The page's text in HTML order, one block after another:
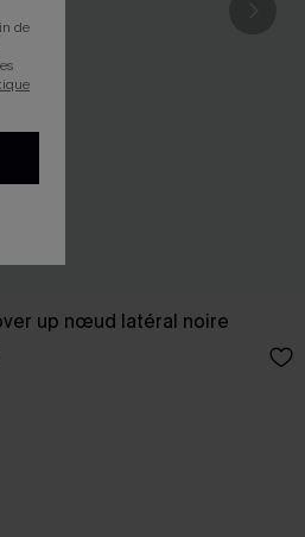
up nœud latéral noire
de